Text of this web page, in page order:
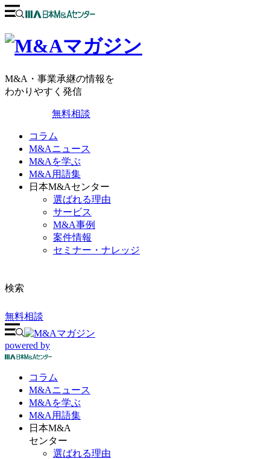
M&A・事業承継の情報を
わかりやすく発信
無料相談
コラム
M&Aニュース
M&Aを学ぶ
M&A用語集
日本M&Aセンター
選ばれる理由
サービス
M&A事例
案件情報
セミナー・ナレッジ
検索
無料相談
powered by
コラム
M&Aニュース
M&Aを学ぶ
M&A 用語集
日本M&A
センター
選ばれる理由